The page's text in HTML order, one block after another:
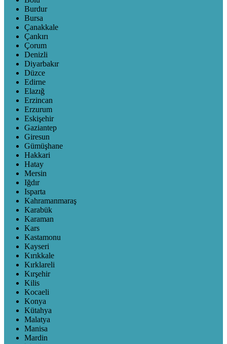
Burdur
Bursa
Çanakkale
Çankırı
Çorum
Denizli
Diyarbakır
Düzce
Edirne
Elazığ
Erzincan
Erzurum
Eskişehir
Gaziantep
Giresun
Gümüşhane
Hakkari
Hatay
Mersin
Iğdır
Isparta
Kahramanmaraş
Karabük
Karaman
Kars
Kastamonu
Kayseri
Kırıkkale
Kırklareli
Kırşehir
Kilis
Kocaeli
Konya
Kütahya
Malatya
Manisa
Mardin